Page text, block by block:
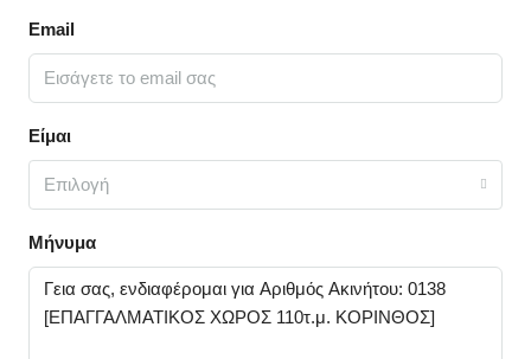
Email
Είμαι
Επιλογή
Μήνυμα